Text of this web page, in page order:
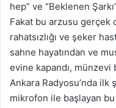
hep” ve “Beklenen
Fakat bu arzusu gerçek
rahatsızlığı ve şeker
sahne hayatından ve
evine kapandı, münzevi
Ankara Radyosu’nda ilk
mikrofon ile başlayan